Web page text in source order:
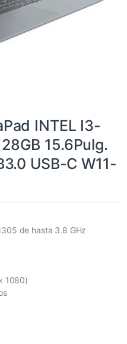
INTEL I3-
15.6Pulg.
USB-C W11-
de hasta 3.8 GHz
1080)